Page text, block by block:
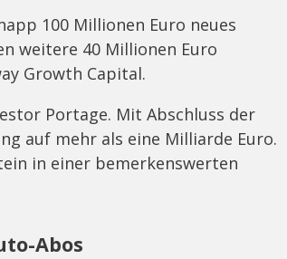
100 Millionen Euro neues
weitere 40 Millionen Euro
Growth Capital.
Portage. Mit Abschluss der
auf mehr als eine Milliarde Euro.
in einer bemerkenswerten
Abos